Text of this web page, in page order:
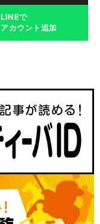
へ
LINEで
アカウント追加